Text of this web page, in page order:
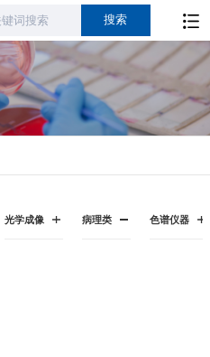
光学成像 病理类 色谱仪器